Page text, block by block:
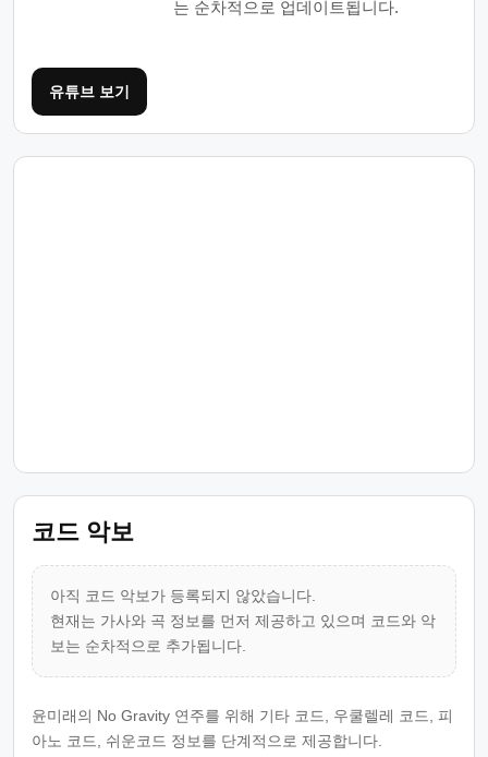
는 순차적으로 업데이트됩니다.
유튜브 보기
코드 악보
아직 코드 악보가 등록되지 않았습니다.
현재는 가사와 곡 정보를 먼저 제공하고 있으며 코드와 악
보는 순차적으로 추가됩니다.
윤미래의 No Gravity 연주를 위해 기타 코드, 우쿨렐레 코드, 피
아노 코드, 쉬운코드 정보를 단계적으로 제공합니다.